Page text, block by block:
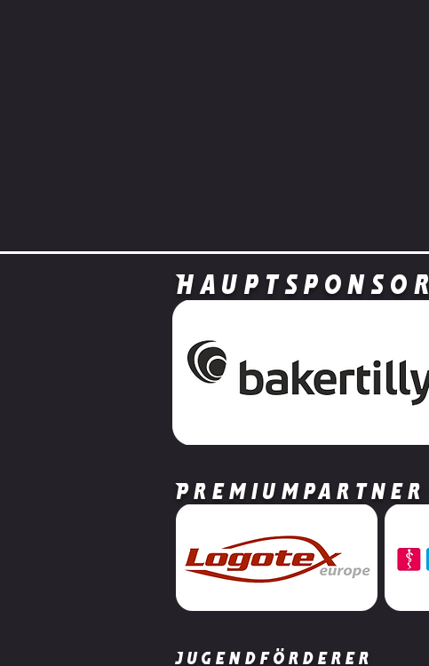
Unterstützt unseren Verein
Hauptsponsor
Premiumpartner
Jugendförderer